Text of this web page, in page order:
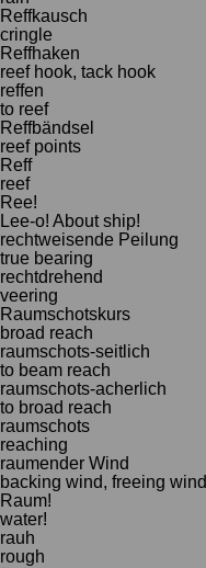
Reffkausch
cringle
Reffhaken
reef hook, tack hook
reffen
to reef
Reffbändsel
reef points
Reff
reef
Ree!
Lee-o! About ship!
rechtweisende Peilung
true bearing
rechtdrehend
veering
Raumschotskurs
broad reach
raumschots-seitlich
to beam reach
raumschots-acherlich
to broad reach
raumschots
reaching
raumender Wind
backing wind, freeing wind
Raum!
water!
rauh
rough